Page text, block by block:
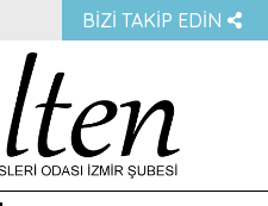
BIZI TAKIP EDIN